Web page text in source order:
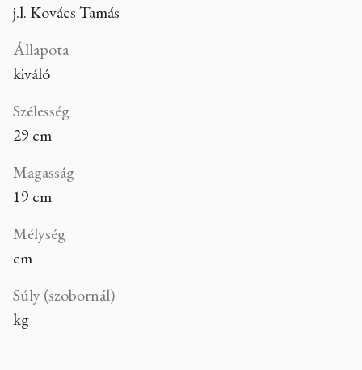
j.l. Kovács Tamás
Állapota
kiváló
Szélesség
29 cm
Magasság
19 cm
Mélység
cm
Súly (szobornál)
kg